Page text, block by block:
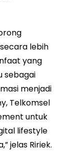
lebih
yang
sebagai
menjadi
Telkomsel
untuk
lifestyle
jelas Ririek.